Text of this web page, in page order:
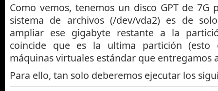
Como vemos, tenemos un disco GPT de 7G
sistema de archivos (/dev/vda2) es de
ampliar ese gigabyte restante a la
coincide que es la ultima partición (esto
máquinas virtuales estándar que entregamos
Para ello, tan solo deberemos ejecutar los